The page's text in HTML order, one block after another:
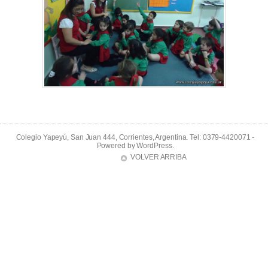
Colegio Yapeyú, San Juan 444, Corrientes, Argentina. Tel: 0379-4420071 -
Powered byWordPress.
VOLVER ARRIBA